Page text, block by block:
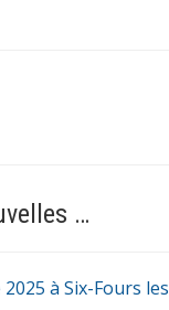
…
à Six-Fours les